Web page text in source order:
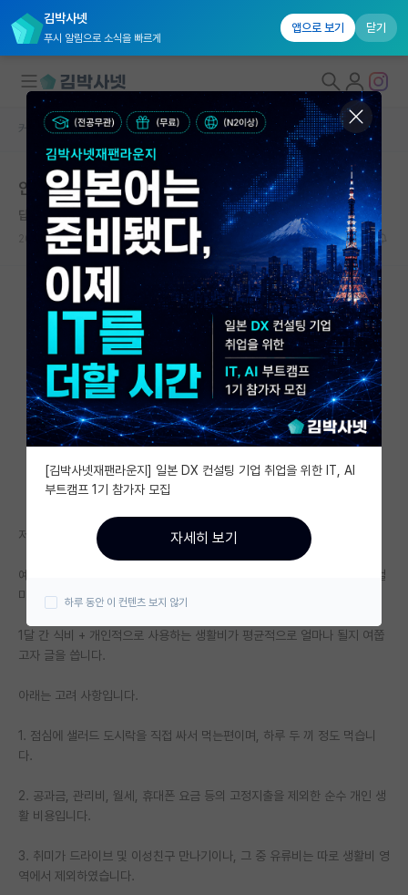
김박사넷
푸시 알림으로 소식을 빠르게
앱으로 보기 닫기
대학원생 모집
국내대학원 정보
연구실&오픈랩
커뮤니티
커뮤니티 홈
전체글보기
베스트 게시판
IF 명예의전당
자유 게시판(아무개랩)
미국 유학 게시판
미국 대학원 합격 후기 게시판
대학원생 모집 게시판
연구실(PI) 홍보 게시판
석박사 채용 정보 게시판
임용 정보 게시판
학부 인턴 게시판
임용 후기 게시판
인문사회 계열 게시판
커뮤니티 홈 자유 게시판(아무개랩)
안녕하세요. 대학원생 생활비 관련하여 질문드립니다.
답답한 노엄 촘스키
2023.11.13 11 6881
저는 24년도 전기 입학 예정인 예비 대학원생입니다.
예상 지출 리스트를 작성하던 중, 제가 자취를 해보지 않아 생활비면에서 얼
마나 나올지 감이 안와서요 !
1달 간 식비 + 개인적으로 사용하는 생활비가 평균적으로 얼마나 될지 여쭙
고자 글을 씁니다.
아래는 고려 사항입니다.
1. 점심에 샐러드 도시락을 직접 싸서 먹는편이며, 하루 두 끼 정도 먹습니
다.
2. 공과금, 관리비, 월세, 휴대폰 요금 등의 고정지출을 제외한 순수 개인 생
활 비용입니다.
3. 취미가 드라이브 및 이성친구 만나기이나, 그 중 유류비는 따로 생활비 영
역에서 제외하였습니다.
[김박사넷재팬라운지] 일본 DX 컨설팅 기업 취업을 위한 IT, AI
부트캠프 1기 참가자 모집
자세히 보기
하루 동안 이 컨텐츠 보지 않기